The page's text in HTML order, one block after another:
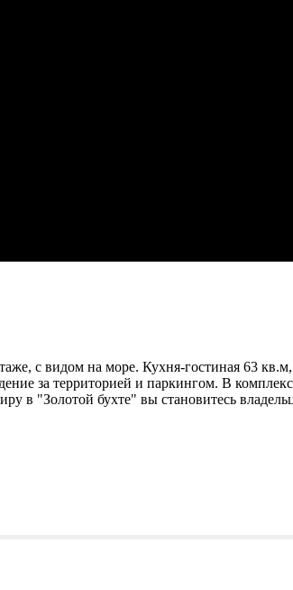
с видом на море. Кухня-гостиная 63
за территорией и паркингом. В
в "Золотой бухте" вы становитесь